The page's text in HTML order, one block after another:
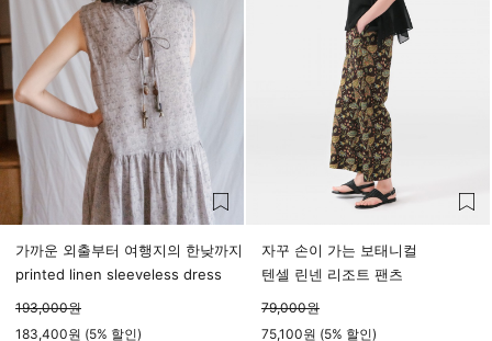
가까운 외출부터 여행지의 한낮까지
printed linen sleeveless dress
193,000원
183,400원 (5% 할인)
자꾸 손이 가는 보태니컬
텐셀 린넨 리조트 팬츠
79,000원
75,100원 (5% 할인)